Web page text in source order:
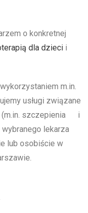
o konkretnej
dla dzieci i
m.in.
usługi związane
(m.in. szczepienia i
lekarza
lub osobiście w